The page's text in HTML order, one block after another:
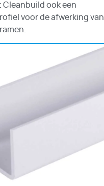
Cleanbuild ook een
voor de afwerking van